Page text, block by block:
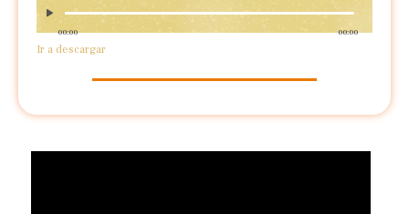
00:00 00:00
Ir a descargar